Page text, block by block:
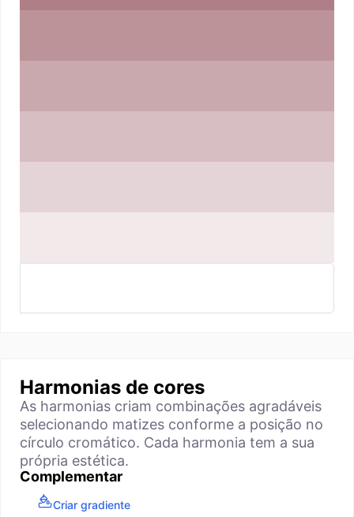
Harmonias de cores
As harmonias criam combinações agradáveis
selecionando matizes conforme a posição no
círculo cromático. Cada harmonia tem a sua
própria estética.
Complementar
Criar gradiente